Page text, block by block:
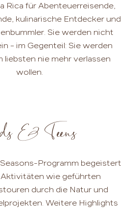
Rica für Abenteuerreisende,
kulinarische Entdecker und
Sie werden nicht
– im Gegenteil: Sie werden
liebsten nie mehr verlassen
wollen.
& Teens
Seasons-Programm begeistert
wie geführten
durch die Natur und
Weitere Highlights